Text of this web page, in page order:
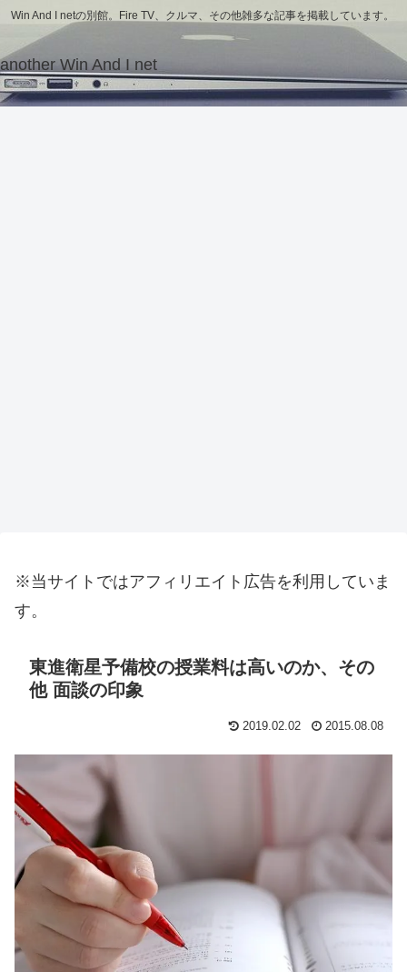
Win And I netの別館。Fire TV、クルマ、その他雑多な記事を掲載しています。
another Win And I net
※当サイトではアフィリエイト広告を利用していま
す。
東進衛星予備校の授業料は高いのか、その
他 面談の印象
2019.02.02 2015.08.08